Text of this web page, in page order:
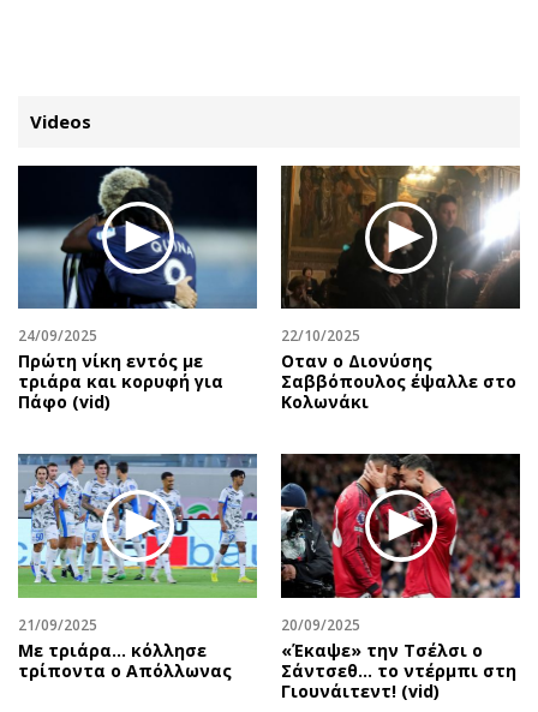
ΚΑΤΗΓΟΡΙΕΣ ΣΥΝΔΕΣΗ
Κύπρος
Παιδεία
Υγεία
Πολιτική
Βουλευτικές 2026
Προεδρικές 2023
Δημοσκοπήσεις
Διπλωματία
Αθλητισμός
Κύπρος
Ελλάδα
Διεθνή
Απόψεις
Αρθρογραφία
The Hill
Υγεία
Αγγελίες
Πωλούνται
Ζητούν εργασία
Θέσεις εργασίας
Geek
Νέα
Κινητά-tablets
Social
Αυτοκίνηση
Videos
24/09/2025
Πρώτη νίκη εντός με
τριάρα και κορυφή για
Πάφο (vid)
22/10/2025
Οταν ο Διονύσης
Σαββόπουλος έψαλλε στο
Κολωνάκι
21/09/2025
Με τριάρα... κόλλησε
τρίποντα ο Απόλλωνας
20/09/2025
«Έκαψε» την Τσέλσι ο
Σάντσεθ... το ντέρμπι στη
Γιουνάιτεντ! (vid)